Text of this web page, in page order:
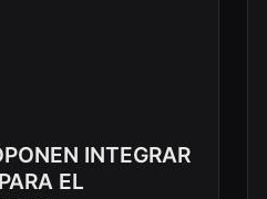
INTEGRAR
EL